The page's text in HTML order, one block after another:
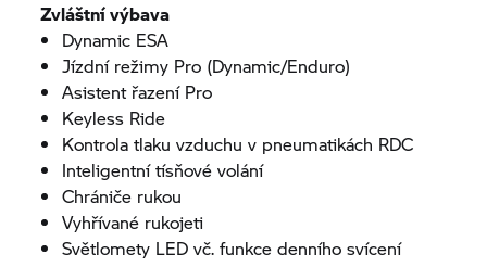
Zvláštní výbava
Dynamic ESA
Jízdní režimy Pro (Dynamic/Enduro)
Asistent řazení Pro
Keyless Ride
Kontrola tlaku vzduchu v pneumatikách RDC
Inteligentní tísňové volání
Chrániče rukou
Vyhřívané rukojeti
Světlomety LED vč. funkce denního svícení